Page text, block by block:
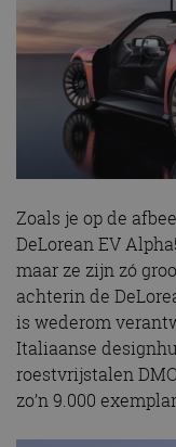
Zoals je op de
DeLorean EV
maar ze zijn zó
achterin de
is wederom
Italiaanse
roestvrijstalen
zo’n 9.000